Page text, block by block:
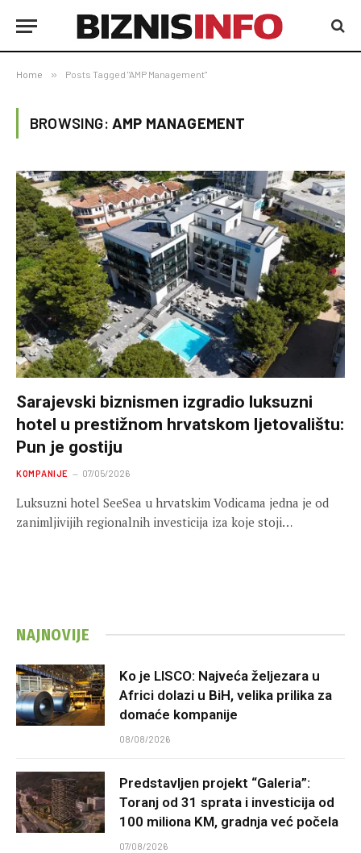
Home » Posts Tagged "AMP Management"
BROWSING: AMP MANAGEMENT
Sarajevski biznismen izgradio luksuzni
hotel u prestižnom hrvatskom ljetovalištu:
Pun je gostiju
KOMPANIJE 07/05/2026
Luksuzni hotel SeeSea u hrvatskim Vodicama jedna je od
zanimljivijih regionalnih investicija iza koje stoji…
NAJNOVIJE
Ko je LISCO: Najveća željezara u
Africi dolazi u BiH, velika prilika za
domaće kompanije
08/08/2026
Predstavljen projekt “Galeria”:
Toranj od 31 sprata i investicija od
100 miliona KM, gradnja već počela
07/08/2026